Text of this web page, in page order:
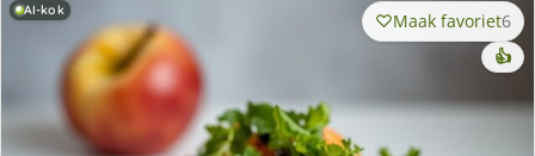
AI-kok Maak favoriet6
👍